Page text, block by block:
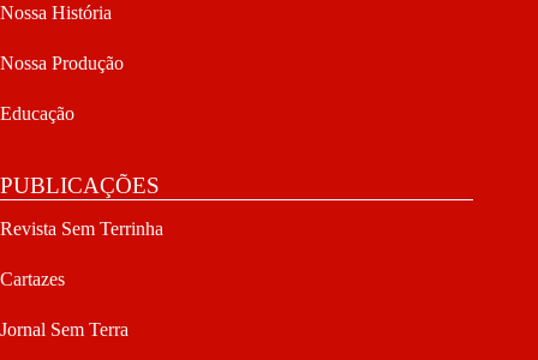
Nossa História
Nossa Produção
Educação
PUBLICAÇÕES
Revista Sem Terrinha
Cartazes
Jornal Sem Terra